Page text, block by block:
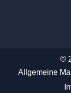
©
Allgemeine